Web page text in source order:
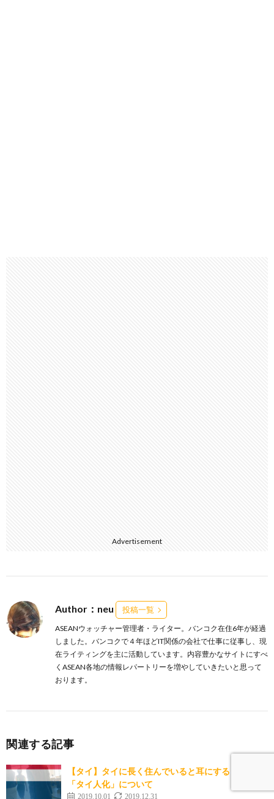
Advertisement
Author：neu 投稿一覧
ASEANウォッチャー管理者・ライター。バンコク在住6年が経過
しました。バンコクで４年ほどIT関係の会社で仕事に従事し、現
在ライティングを主に活動しています。内容豊かなサイトにすべ
くASEAN各地の情報レパートリーを増やしていきたいと思って
おります。
関連する記事
【タイ】タイに長く住んでいると耳にする日本人の
「タイ人化」について
2019.10.01 2019.12.31